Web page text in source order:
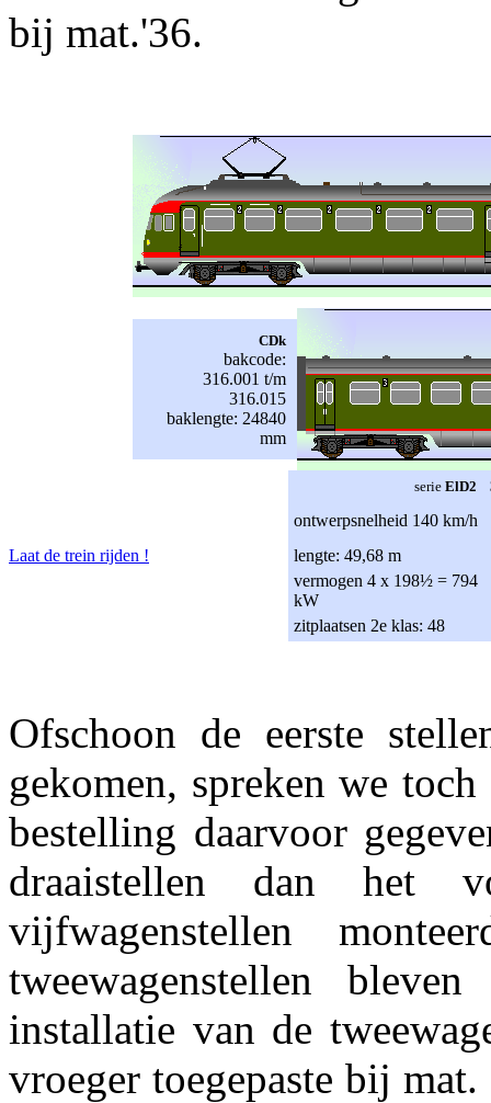
bij mat.'36.
CDk
bakcode:
316.001 t/m
316.015
baklengte: 24840
mm
Laat de trein rijden !
serie ElD2
ontwerpsnelheid 140 km/h
lengte: 49,68 m
vermogen 4 x 198½ = 794
kW
zitplaatsen 2e klas: 48
Ofschoon de eerste
gekomen, spreken we
bestelling daarvoor
draaistellen dan het
vijfwagenstellen
tweewagenstellen
installatie van de
vroeger toegepaste bij